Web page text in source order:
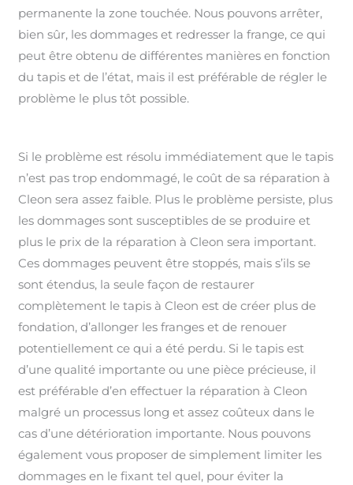
permanente la zone touchée. Nous pouvons arrêter,
bien sûr, les dommages et redresser la frange, ce qui
peut être obtenu de différentes manières en fonction
du tapis et de l’état, mais il est préférable de régler le
problème le plus tôt possible.
Si le problème est résolu immédiatement que le tapis
n’est pas trop endommagé, le coût de sa réparation à
Cleon sera assez faible. Plus le problème persiste, plus
les dommages sont susceptibles de se produire et
plus le prix de la réparation à Cleon sera important.
Ces dommages peuvent être stoppés, mais s’ils se
sont étendus, la seule façon de restaurer
complètement le tapis à Cleon est de créer plus de
fondation, d’allonger les franges et de renouer
potentiellement ce qui a été perdu. Si le tapis est
d’une qualité importante ou une pièce précieuse, il
est préférable d’en effectuer la réparation à Cleon
malgré un processus long et assez coûteux dans le
cas d’une détérioration importante. Nous pouvons
également vous proposer de simplement limiter les
dommages en le fixant tel quel, pour éviter la